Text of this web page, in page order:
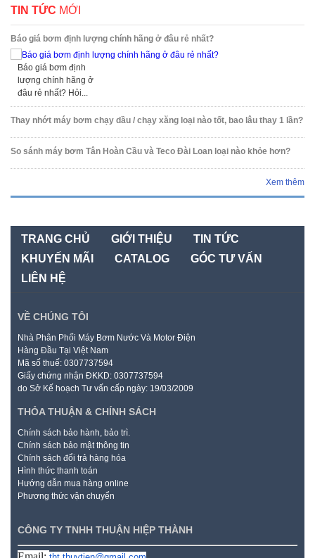
TIN TỨC MỚI
Báo giá bơm định lượng chính hãng ở đâu rẻ nhất?
Báo giá bơm định
lượng chính hãng ở
đâu rẻ nhất? Hỏi...
Thay nhớt máy bơm chạy dầu / chạy xăng loại nào tốt, bao lâu thay 1 lần?
So sánh máy bơm Tân Hoàn Cầu và Teco Đài Loan loại nào khỏe hơn?
Xem thêm
TRANG CHỦ GIỚI THIỆU
TIN TỨC
KHUYẾN MÃI
CATALOG
GÓC TƯ VẤN
LIÊN HỆ
VỀ CHÚNG TÔI
Nhà Phân Phối Máy Bơm Nước Và Motor Điện
Hàng Đầu Tại Việt Nam
Mã số thuế: 0307737594
Giấy chứng nhận ĐKKD: 0307737594
do Sở Kế hoạch Tư vấn cấp ngày: 19/03/2009
THỎA THUẬN & CHÍNH SÁCH
Chính sách bảo hành, bảo trì.
Chính sách bảo mật thông tin
Chính sách đổi trả hàng hóa
Hình thức thanh toán
Hướng dẫn mua hàng online
Phương thức vận chuyển
CÔNG TY TNHH THUẬN HIỆP THÀNH